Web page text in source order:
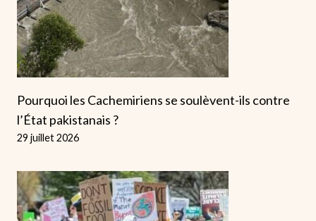
Pourquoi les Cachemiriens se soulèvent-ils contre
l’État pakistanais ?
29 juillet 2026